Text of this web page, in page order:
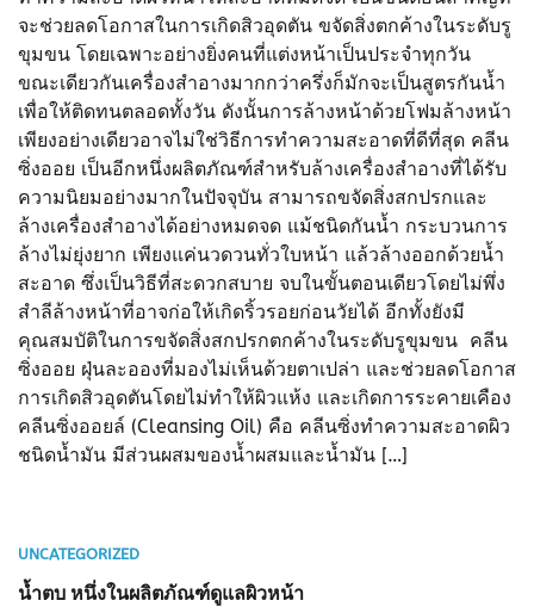
จะช่วยลดโอกาสในการเกิดสิวอุดตัน ขจัดสิ่งตกค้างในระดับรู
ขุมขน โดยเฉพาะอย่างยิ่งคนที่แต่งหน้าเป็นประจำทุกวัน
ขณะเดียวกันเครื่องสำอางมากกว่าครึ่งก็มักจะเป็นสูตรกันน้ำ
เพื่อให้ติดทนตลอดทั้งวัน ดังนั้นการล้างหน้าด้วยโฟมล้างหน้า
เพียงอย่างเดียวอาจไม่ใช่วิธีการทำความสะอาดที่ดีที่สุด คลีน
ซิ่งออย เป็นอีกหนึ่งผลิตภัณฑ์สำหรับล้างเครื่องสำอางที่ได้รับ
ความนิยมอย่างมากในปัจจุบัน สามารถขจัดสิ่งสกปรกและ
ล้างเครื่องสำอางได้อย่างหมดจด แม้ชนิดกันน้ำ กระบวนการ
ล้างไม่ยุ่งยาก เพียงแค่นวดวนทั่วใบหน้า แล้วล้างออกด้วยน้ำ
สะอาด ซึ่งเป็นวิธีที่สะดวกสบาย จบในขั้นตอนเดียวโดยไม่พึ่ง
สำลีล้างหน้าที่อาจก่อให้เกิดริ้วรอยก่อนวัยได้ อีกทั้งยังมี
คุณสมบัติในการขจัดสิ่งสกปรกตกค้างในระดับรูขุมขน คลีน
ซิ่งออย ฝุ่นละอองที่มองไม่เห็นด้วยตาเปล่า และช่วยลดโอกาส
การเกิดสิวอุดตันโดยไม่ทำให้ผิวแห้ง และเกิดการระคายเคือง
คลีนซิ่งออยล์​ (Cleansing Oil) คือ คลีนซิ่งทำความสะอาดผิว
ชนิดน้ำมัน มีส่วนผสมของน้ำผสมและน้ำมัน […]
UNCATEGORIZED
น้ำตบ หนึ่งในผลิตภัณฑ์ดูแลผิวหน้า